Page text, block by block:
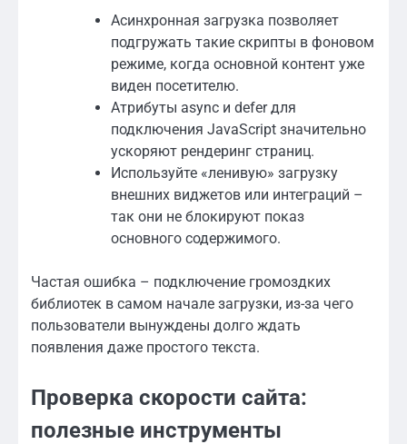
Асинхронная загрузка позволяет
подгружать такие скрипты в фоновом
режиме, когда основной контент уже
виден посетителю.
Атрибуты async и defer для
подключения JavaScript значительно
ускоряют рендеринг страниц.
Используйте «ленивую» загрузку
внешних виджетов или интеграций –
так они не блокируют показ
основного содержимого.
Частая ошибка – подключение громоздких
библиотек в самом начале загрузки, из-за чего
пользователи вынуждены долго ждать
появления даже простого текста.
Проверка скорости сайта:
полезные инструменты